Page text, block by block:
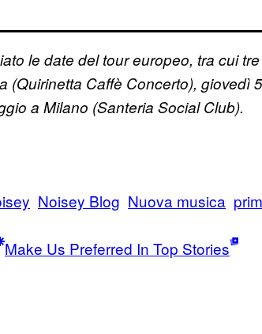
le date del tour europeo, tra cui
(Quirinetta Caffè Concerto), giovedì
a Milano (Santeria Social Club).
Noisey Blog Nuova musica
Make Us Preferred In Top Stories